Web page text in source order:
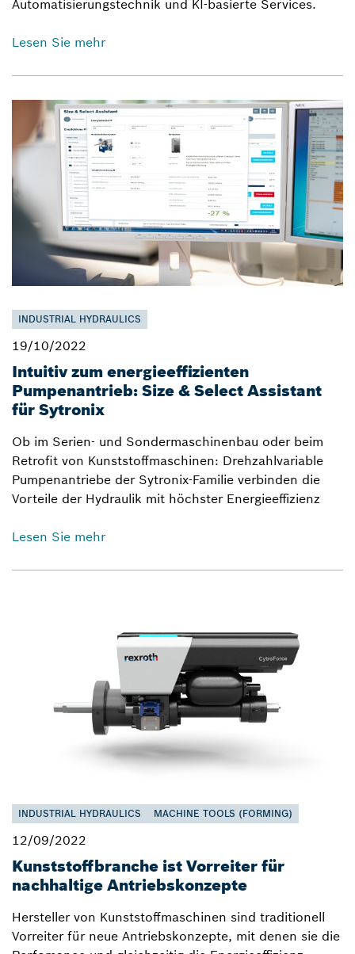
Automatisierungstechnik und KI-basierte Services.
Lesen Sie mehr
INDUSTRIAL HYDRAULICS
19/10/2022
Intuitiv zum energieeffizienten
Pumpenantrieb: Size & Select Assistant
für Sytronix
Ob im Serien- und Sondermaschinenbau oder beim
Retrofit von Kunststoffmaschinen: Drehzahlvariable
Pumpenantriebe der Sytronix-Familie verbinden die
Vorteile der Hydraulik mit höchster Energieeffizienz
Lesen Sie mehr
INDUSTRIAL HYDRAULICS MACHINE TOOLS (FORMING)
12/09/2022
Kunststoffbranche ist Vorreiter für
nachhaltige Antriebskonzepte
Hersteller von Kunststoffmaschinen sind traditionell
Vorreiter für neue Antriebskonzepte, mit denen sie die